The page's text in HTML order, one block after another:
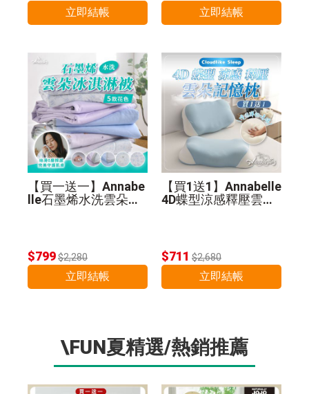
立即結帳 立即結帳
【買一送一】Annabe
lle石墨烯水洗雲朵冰
$799$2,280
立即結帳
【買1送1】Annabelle
4D蝶型涼感釋壓雲朵
$711 $2,680
立即結帳
\FUN夏精選/熱銷推薦